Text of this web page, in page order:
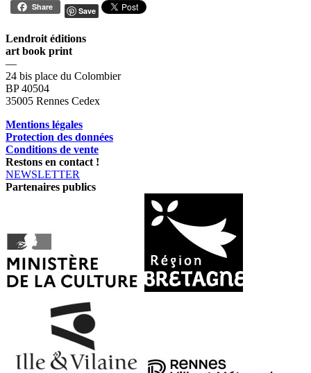
Share Save
Lendroit éditions
art book print
—
24 bis place du Colombier
BP 40504
35005 Rennes Cedex
Mentions légales
Protection des données
Conditions de vente
Restons en contact !
NEWSLETTER
Partenaires publics